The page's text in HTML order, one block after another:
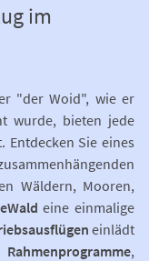
im
"der Woid", wie er
wurde, bieten jede
Entdecken Sie eines
Wäldern, Mooren,
Wald eine einmalige
einlädt
Rahmenprogramme,